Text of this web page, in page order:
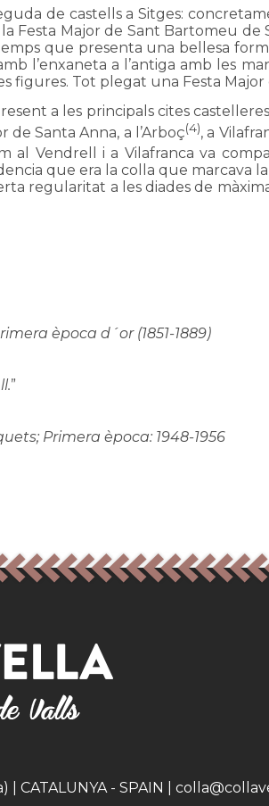
de castells a Sitges:
Major de Sant Bartomeu de
que presenta una bellesa
l’enxaneta a l’antiga amb les
figures. Tot plegat una Festa
a les principals cites castelleres
de Santa Anna, a l’Arboç(4), a
al Vendrell i a Vilafranca va
que era la colla que marcava
regularitat a les diades de
època d´or (1851-1889)
”
Primera època: 1948-1956
CATALUNYA - SPAIN |